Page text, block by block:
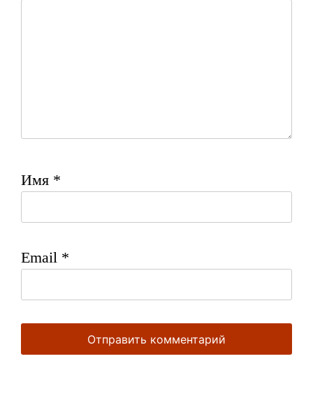
Имя *
Email *